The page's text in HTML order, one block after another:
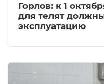
Горлов: к 1
для телят
эксплуатацию